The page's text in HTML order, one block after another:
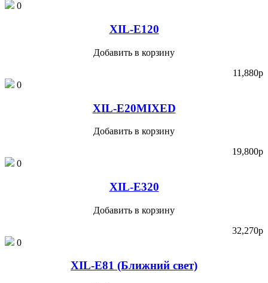
0
XIL-E120
Добавить в корзину
11,880p
0
XIL-E20MIXED
Добавить в корзину
19,800p
0
XIL-E320
Добавить в корзину
32,270p
0
XIL-E81 (Ближний свет)